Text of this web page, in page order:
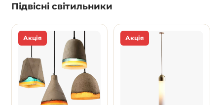
Підвісні світильники
Акція Акція